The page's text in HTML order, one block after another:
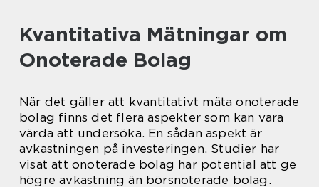
Kvantitativa Mätningar om
Onoterade Bolag
När det gäller att kvantitativt mäta onoterade
bolag finns det flera aspekter som kan vara
värda att undersöka. En sådan aspekt är
avkastningen på investeringen. Studier har
visat att onoterade bolag har potential att ge
högre avkastning än börsnoterade bolag.